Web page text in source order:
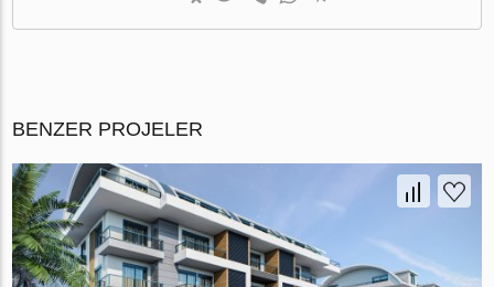
BENZER PROJELER